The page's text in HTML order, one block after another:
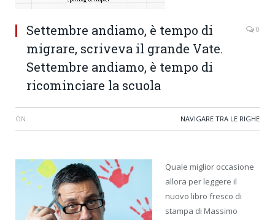
Settembre andiamo, è tempo di
migrare, scriveva il grande Vate.
Settembre andiamo, è tempo di
ricominciare la scuola
0
ON NAVIGARE TRA LE RIGHE
Quale miglior occasione
allora per leggere il
nuovo libro fresco di
stampa di Massimo